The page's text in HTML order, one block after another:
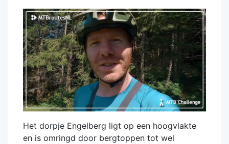
Het dorpje Engelberg ligt op een hoogvlakte
en is omringd door bergtoppen tot wel